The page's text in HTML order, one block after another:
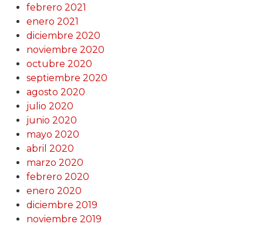
febrero 2021
enero 2021
diciembre 2020
noviembre 2020
octubre 2020
septiembre 2020
agosto 2020
julio 2020
junio 2020
mayo 2020
abril 2020
marzo 2020
febrero 2020
enero 2020
diciembre 2019
noviembre 2019